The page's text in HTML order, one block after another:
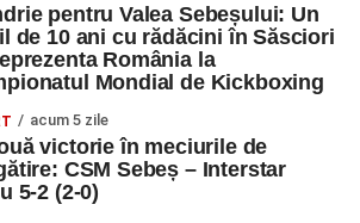
pentru Valea Sebeșului: Un
de 10 ani cu rădăcini în Săsciori
România la
Mondial de Kickboxing
acum 5 zile
victorie în meciurile de
CSM Sebeș – Interstar
5-2 (2-0)